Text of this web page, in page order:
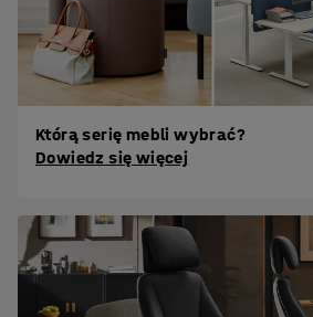
Którą serię mebli wybrać?
Dowiedz się więcej